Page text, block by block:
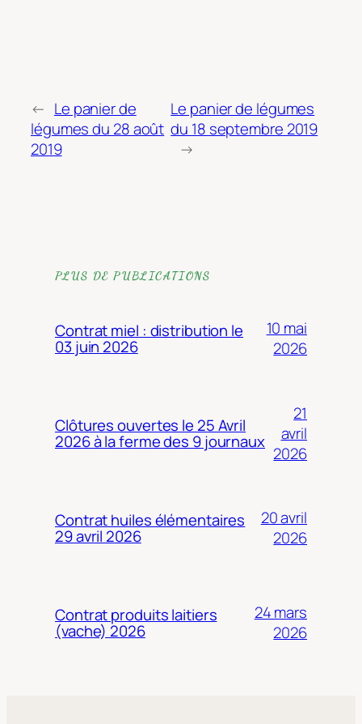
← Le panier de
légumes du 28 août
2019
Le panier de légumes
du 18 septembre 2019
→
PLUS DE PUBLICATIONS
Contrat miel : distribution le
03 juin 2026
10 mai
2026
Clôtures ouvertes le 25 Avril
2026 à la ferme des 9 journaux
21
avril
2026
Contrat huiles élémentaires
29 avril 2026
20 avril
2026
Contrat produits laitiers
(vache) 2026
24 mars
2026